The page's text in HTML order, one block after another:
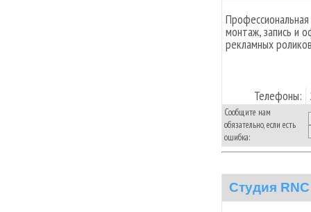
монтаж, запись и
рекламных
Телефоны:
Сообщите нам
обязательно, если есть
ошибка:
Студия RNC